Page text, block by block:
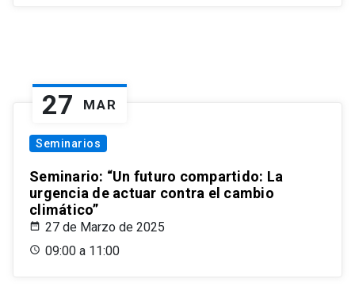
27 MAR
Seminarios
Seminario: “Un futuro compartido: La
urgencia de actuar contra el cambio
climático”
27 de Marzo de 2025
09:00 a 11:00